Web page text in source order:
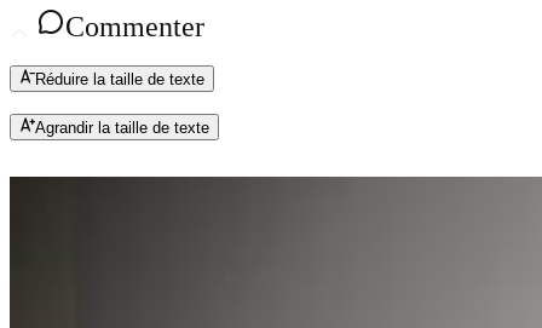
Commenter
Réduire la taille de texte
Agrandir la taille de texte